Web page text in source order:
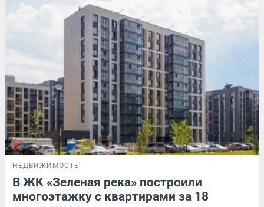
НЕДВИЖИМОСТЬ
В ЖК «Зеленая река» построили
многоэтажку с квартирами за 18